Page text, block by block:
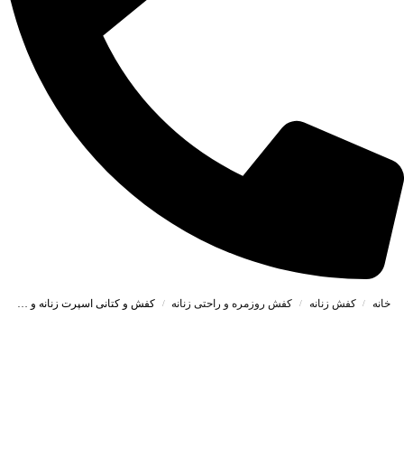
خانه / کفش زنانه / کفش روزمره و راحتی زنانه / کفش و کتانی اسپرت زنانه و دخترانه رنگ سفید آبی کد M149